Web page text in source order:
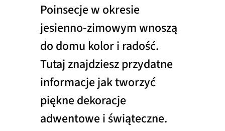
Poinsecje w okresie
jesienno-zimowym wnoszą
do domu kolor i radość.
Tutaj znajdziesz przydatne
informacje jak tworzyć
piękne dekoracje
adwentowe i świąteczne.